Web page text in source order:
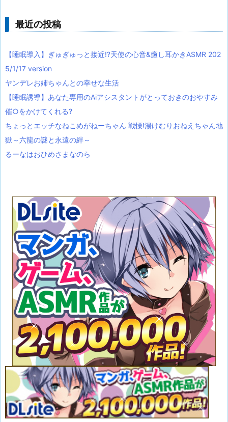
最近の投稿
【睡眠導入】ぎゅぎゅっと接近!?天使の心音&癒し耳かきASMR 202
5/1/17 version
ヤンデレお姉ちゃんとの幸せな生活
【睡眠誘導】あなた専用のAiアシスタントがとっておきのおやすみ
催○をかけてくれる?
ちょっとエッチなねこめがねーちゃん 戦慄!湯けむりおねえちゃん地
獄～六龍の謎と永遠の絆～
るーなはおひめさまなのら